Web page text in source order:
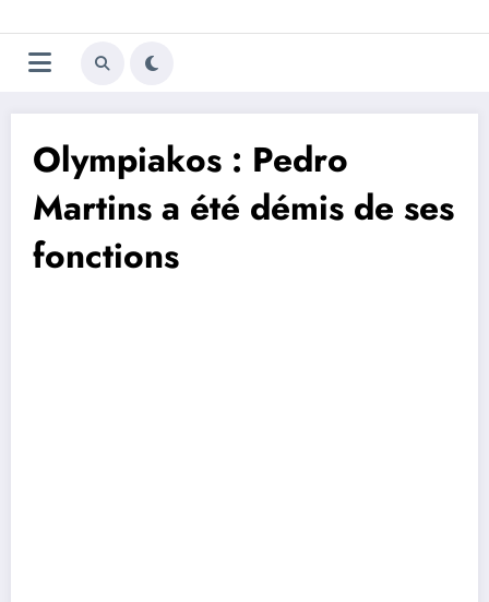
au
contenu
Trivela
L'actualité du football
Olympiakos : Pedro
Martins a été démis de ses
fonctions